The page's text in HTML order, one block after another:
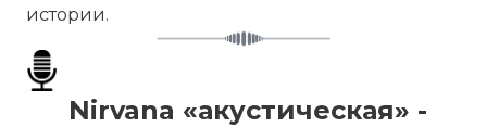
истории.
Nirvana «акустическая» -